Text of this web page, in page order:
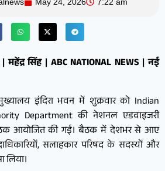
सिंह | ABC NATIONAL NEWS | नई
इंदिरा भवन में शुक्रवार को Indian
Department की नेशनल एडवाइजरी
आयोजित की गई। बैठक में देशभर से आए
सलाहकार परिषद के सदस्यों और
लिया।